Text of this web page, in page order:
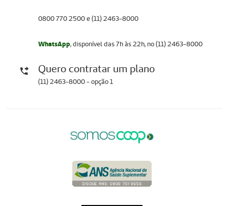
0800 770 2500 e (11) 2463-8000
WhatsApp, disponível das 7h às 22h, no (11) 2463-8000
Quero contratar um plano
(11) 2463-8000 - opção 1